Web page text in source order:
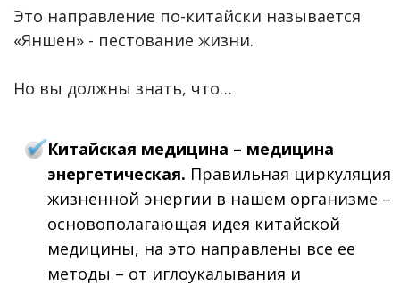
Это направление по-китайски называется
«Яншен» - пестование жизни.
Но вы должны знать, что…
Китайская медицина – медицина
энергетическая. Правильная циркуляция
жизненной энергии в нашем организме –
основополагающая идея китайской
медицины, на это направлены все ее
методы – от иглоукалывания и